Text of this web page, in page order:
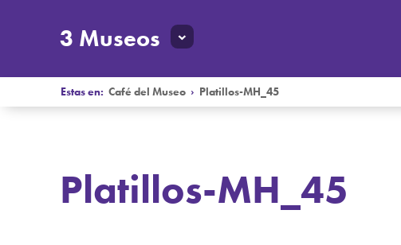
3 Museos
Estas en:Café del Museo › Platillos-MH_45
Platillos-MH_45